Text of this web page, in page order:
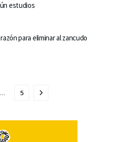
estudios
para eliminar al zancudo
… 5